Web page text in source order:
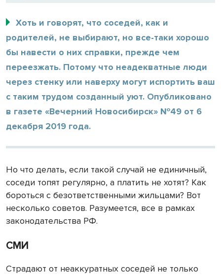
Хоть и говорят, что соседей, как и
родителей, не выбирают, но все-таки хорошо
бы навести о них справки, прежде чем
переезжать. Потому что неадекватные люди
через стенку или наверху могут испортить ваш
с таким трудом созданный уют. Опубликовано
в газете «Вечерний Новосибирск» №49 от 6
декабря 2019 года.
Но что делать, если такой случай не единичный,
соседи топят регулярно, а платить не хотят? Как
бороться с безответственными жильцами? Вот
несколько советов. Разумеется, все в рамках
законодательства РФ.
СМИ
Страдают от неаккуратных соседей не только